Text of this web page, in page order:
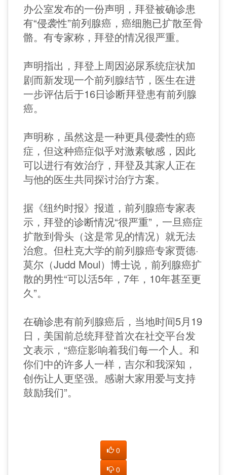
办公室发布的一份声明，拜登被确诊患
有“侵袭性”前列腺癌，癌细胞已扩散至骨
骼。有专家称，拜登的情况很严重。
声明指出，拜登上周因泌尿系统症状加
剧而新发现一个前列腺结节，医生在进
一步评估后于16日诊断拜登患有前列腺
癌。
声明称，虽然这是一种更具侵袭性的癌
症，但这种癌症似乎对激素敏感，因此
可以进行有效治疗，拜登及其家人正在
与他的医生共同探讨治疗方案。
据《纽约时报》报道，前列腺癌专家表
示，拜登的诊断情况“很严重”，一旦癌症
扩散到骨头（这是常见的情况）就无法
治愈。但杜克大学的前列腺癌专家贾德·
莫尔（Judd Moul）博士说，前列腺癌扩
散的男性“可以活5年，7年，10年甚至更
久”。
在确诊患有前列腺癌后，当地时间5月19
日，美国前总统拜登首次在社交平台发
文表示，“癌症影响着我们每一个人。和
你们中的许多人一样，吉尔和我深知，
创伤让人更坚强。感谢大家用爱与支持
鼓励我们”。
0
0